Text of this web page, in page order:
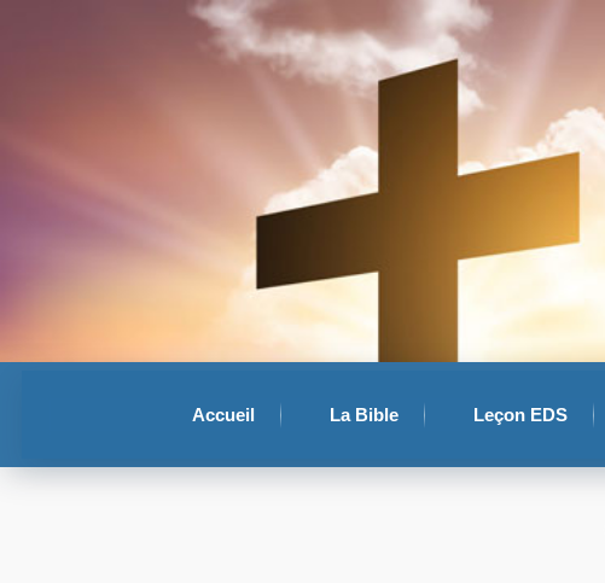
Accueil La Bible Leçon EDS